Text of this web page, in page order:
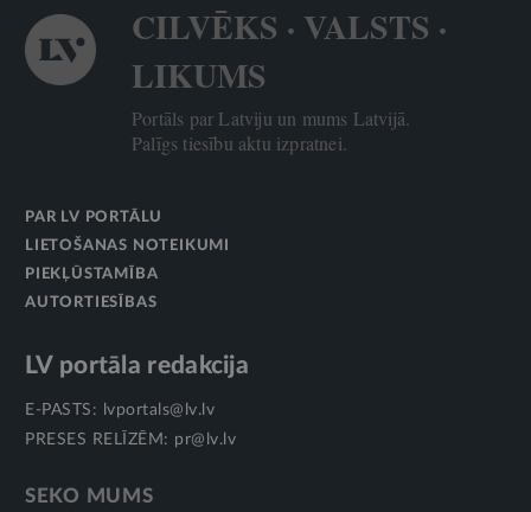
CILVĒKS · VALSTS ·
LIKUMS
Portāls par Latviju un mums Latvijā.
Palīgs tiesību aktu izpratnei.
PAR LV PORTĀLU
LIETOŠANAS NOTEIKUMI
PIEKĻŪSTAMĪBA
AUTORTIESĪBAS
LV portāla redakcija
E-PASTS:
lvportals@lv.lv
PRESES RELĪZĒM: pr@lv.lv
SEKO MUMS